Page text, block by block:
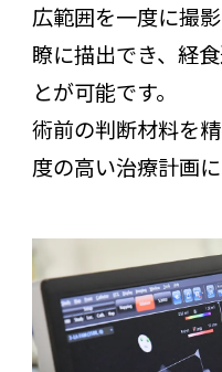
広範囲を一度に撮
瞭に描出でき、経
とが可能です。
術前の判断材料を
度の高い治療計画